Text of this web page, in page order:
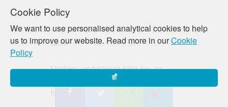
Cookie Policy
We want to use personalised analytical cookies to help
us to improve our website. Read more in ourCookie
Policy
हाँ
samir
रवि, 10/19/2014 - 03:58 बजे
Madam...m
Madam...m bister m hilta hu...or
hastmathun krta hu...kya ye sahi